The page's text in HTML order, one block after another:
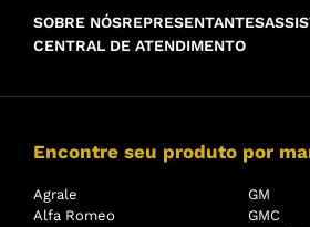
SOBRE NÓSREPRESENTANTES
CENTRAL DE ATENDIMENTO
Encontre seu produto por
Agrale
Alfa Romeo
GM
GMC